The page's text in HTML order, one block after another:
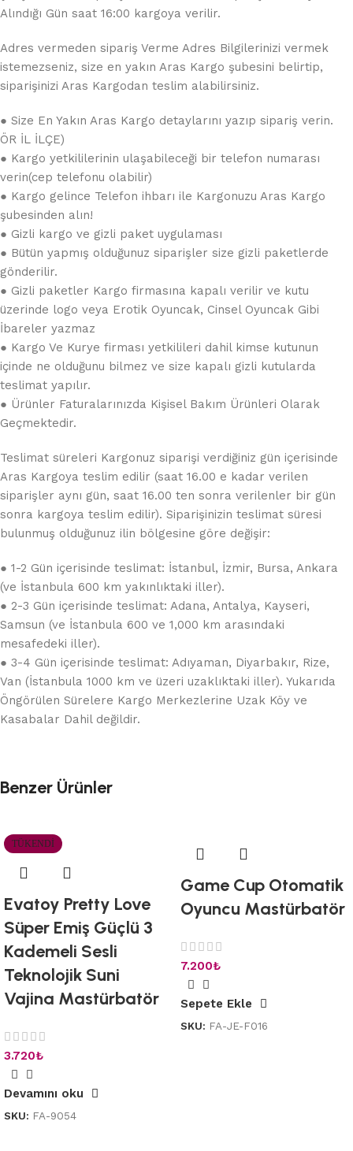
Alındığı Gün saat 16:00 kargoya verilir.
Adres vermeden sipariş Verme Adres Bilgilerinizi vermek
istemezseniz, size en yakın Aras Kargo şubesini belirtip,
siparişinizi Aras Kargodan teslim alabilirsiniz.
● Size En Yakın Aras Kargo detaylarını yazıp sipariş verin.
ÖR İL İLÇE)
● Kargo yetkililerinin ulaşabileceği bir telefon numarası
verin(cep telefonu olabilir)
● Kargo gelince Telefon ihbarı ile Kargonuzu Aras Kargo
şubesinden alın!
● Gizli kargo ve gizli paket uygulaması
● Bütün yapmış olduğunuz siparişler size gizli paketlerde
gönderilir.
● Gizli paketler Kargo firmasına kapalı verilir ve kutu
üzerinde logo veya Erotik Oyuncak, Cinsel Oyuncak Gibi
İbareler yazmaz
● Kargo Ve Kurye firması yetkilileri dahil kimse kutunun
içinde ne olduğunu bilmez ve size kapalı gizli kutularda
teslimat yapılır.
● Ürünler Faturalarınızda Kişisel Bakım Ürünleri Olarak
Geçmektedir.
Teslimat süreleri Kargonuz siparişi verdiğiniz gün içerisinde
Aras Kargoya teslim edilir (saat 16.00 e kadar verilen
siparişler aynı gün, saat 16.00 ten sonra verilenler bir gün
sonra kargoya teslim edilir). Siparişinizin teslimat süresi
bulunmuş olduğunuz ilin bölgesine göre değişir:
● 1-2 Gün içerisinde teslimat: İstanbul, İzmir, Bursa, Ankara
(ve İstanbula 600 km yakınlıktaki iller).
● 2-3 Gün içerisinde teslimat: Adana, Antalya, Kayseri,
Samsun (ve İstanbula 600 ve 1,000 km arasındaki
mesafedeki iller).
● 3-4 Gün içerisinde teslimat: Adıyaman, Diyarbakır, Rize,
Van (İstanbula 1000 km ve üzeri uzaklıktaki iller). Yukarıda
Öngörülen Sürelere Kargo Merkezlerine Uzak Köy ve
Kasabalar Dahil değildir.
Benzer Ürünler
TÜKENDI
Evatoy Pretty Love
Süper Emiş Güçlü 3
Kademeli Sesli
Teknolojik Suni
Vajina Mastürbatör
3.720₺
Devamını oku
SKU: FA-9054
Game Cup Otomatik
Oyuncu Mastürbatör
7.200₺
Sepete Ekle
SKU: FA-JE-F016